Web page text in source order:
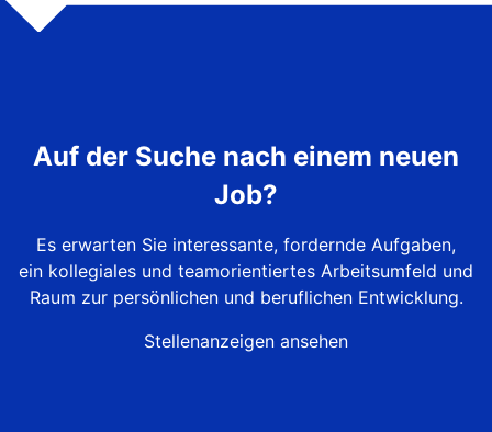
Auf der Suche nach einem neuen
Job?
Es erwarten Sie interessante, fordernde Aufgaben,
ein kollegiales und teamorientiertes Arbeitsumfeld und
Raum zur persönlichen und beruflichen Entwicklung.
Stellenanzeigen ansehen